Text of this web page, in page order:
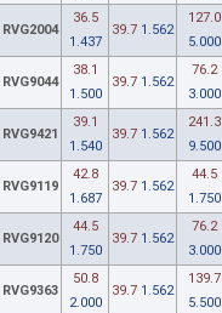
RVG2004
36.5
1.437
39.7 1.562
127.0
5.000
RVG9044
38.1
1.500
39.7 1.562
76.2
3.000
RVG9421
39.1
1.540
39.7 1.562
241.3
9.500
RVG9119
42.8
1.687
39.7 1.562
44.5
1.750
RVG9120
44.5
1.750
39.7 1.562
76.2
3.000
RVG9363
50.8
2.000
39.7 1.562
139.7
5.500